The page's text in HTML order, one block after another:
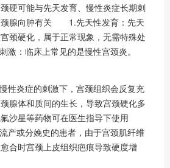
可能与先天发育、慢性炎症长期刺
颈腺向肿有关 1.先天性发育：先天
颈硬化，属于正常现象，无需特殊处
：临床上常见的是慢性宫颈炎。
性炎症的刺激下，宫颈组织会反复充
腺体和质间的生长，导致宫颈硬化多
氟沙星等药物可在医生指导下使用
产或分娩史的患者，由于宫颈肌纤维
合时宫颈上皮组织疤痕导致硬度增